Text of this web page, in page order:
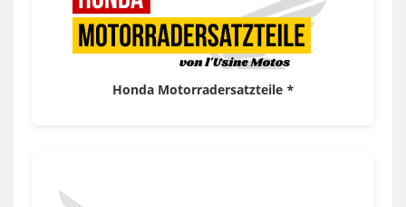
Honda Motorradersatzteile *